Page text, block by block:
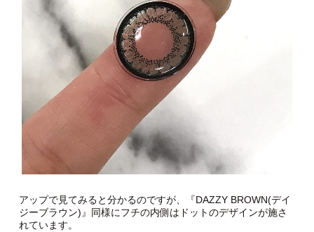
アップで見てみると分かるのですが、『DAZZY BROWN(デイ
ジーブラウン)』同様にフチの内側はドットのデザインが施さ
れています。